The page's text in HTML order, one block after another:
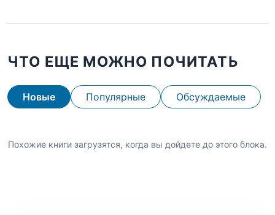
ЧТО ЕЩЕ МОЖНО ПОЧИТАТЬ
Новые Популярные Обсуждаемые
Похожие книги загрузятся, когда вы дойдете до этого блока.